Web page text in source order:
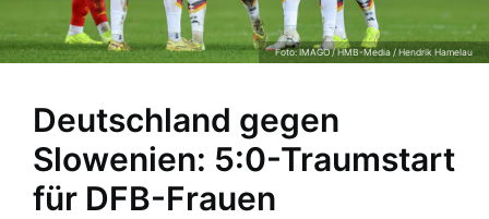
Foto: IMAGO / HMB-Media / Hendrik Hamelau
Deutschland gegen
Slowenien: 5:0-Traumstart
für DFB-Frauen